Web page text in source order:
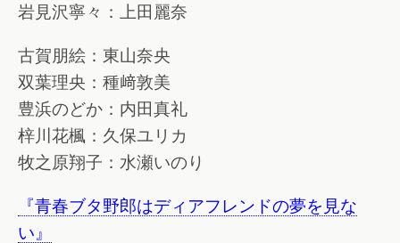
岩見沢寧々：上田麗奈
古賀朋絵：東山奈央
双葉理央：種﨑敦美
豊浜のどか：内田真礼
梓川花楓：久保ユリカ
牧之原翔子：水瀬いのり
『青春ブタ野郎はディアフレンドの夢を見な
い』